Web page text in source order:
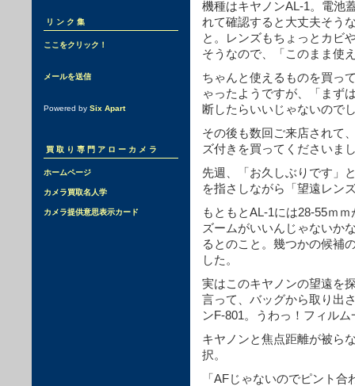
リンク集
ここをクリック！
メールを送信
Powered by Six Apart
買取り専門アローカメラ
ホームページ
カメラ買取名人学
カメラ提供意思表示カード
機種はキヤノンAL-1。電池
れて確認すると大丈夫そう
と。レンズもちょっとカビ
そうなので、「このまま使
ちゃんと使えるものを買っ
ゃったようですが、「まず
断したらいいじゃないので
その後も数回ご来店されて
ズ付きを買ってくださいま
先週、「お久しぶりです」
を指さしながら「望遠レン
もともとAL-1には28-55ｍ
ズームがいいんじゃないか
るとのこと。幾つかの候補
した。
実はこのキヤノンの望遠を
言って、バッグから取り出
ンF-801。うわっ！フィル
キヤノンと焦点距離が被ら
択。
「AFじゃないのでピント